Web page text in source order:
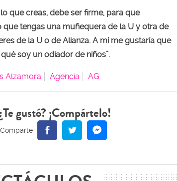
que creas, debe ser firme, para que
que tengas una muñequera de la U y otra de
de la U o de Alianza. A mí me gustaría que
soy un odiador de niños”.
Alzamora Agencia AG
gustó? ¡Compártelo!